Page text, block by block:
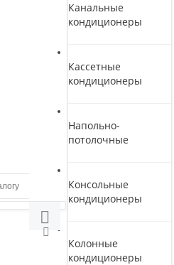
Канальные
кондиционеры
Кассетные
кондиционеры
Напольно-
потолочные
Консольные
кондиционеры
Колонные
кондиционеры